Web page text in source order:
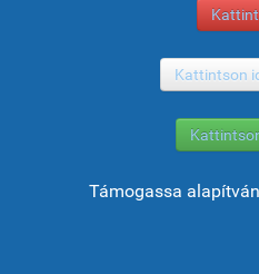
Kattintson
Támogassa